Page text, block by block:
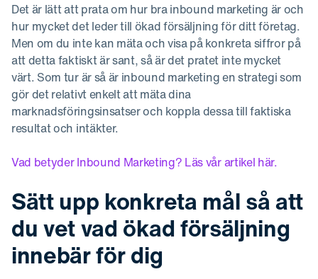
Det är lätt att prata om hur bra inbound marketing är och
hur mycket det leder till ökad försäljning för ditt företag.
Men om du inte kan mäta och visa på konkreta siffror på
att detta faktiskt är sant, så är det pratet inte mycket
värt. Som tur är så är inbound marketing en strategi som
gör det relativt enkelt att mäta dina
marknadsföringsinsatser och koppla dessa till faktiska
resultat och intäkter.
Vad betyder Inbound Marketing? Läs vår artikel här.
Sätt upp konkreta mål så att
du vet vad ökad försäljning
innebär för dig